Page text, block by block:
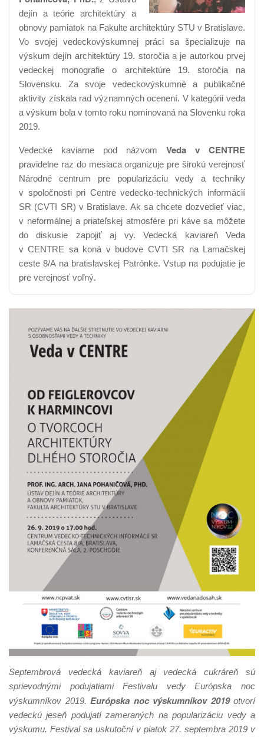
dejín a teórie architektúry a
obnovy pamiatok na Fakulte architektúry STU v Bratislave.
Vo svojej vedeckovýskumnej práci sa špecializuje na
výskum dejín architektúry 19. storočia a je autorkou prvej
vedeckej monografie o architektúre 19. storočia na
Slovensku. Za svoje vedeckovýskumné a publikačné
aktivity získala rad významných ocenení. V kategórii veda
a výskum bola v tomto roku nominovaná na Slovenku roka
2019.
Vedecké kaviarne pod názvom Veda v CENTRE
pravidelne raz do mesiaca organizuje pre širokú verejnosť
Národné centrum pre popularizáciu vedy a techniky
v spoločnosti pri Centre vedecko-technických informácií
SR (CVTI SR) v Bratislave. Ak sa chcete dozvedieť viac,
v neformálnej a priateľskej atmosfére pri káve sa môžete
do diskusie zapojiť aj vy. Vedecká kaviareň Veda
v CENTRE sa koná v budove CVTI SR na Lamačskej
ceste 8/A na bratislavskej Patrónke. Vstup na podujatie je
pre verejnosť voľný.
Septembrová vedecká kaviareň aj vedecká cukráreň sú
sprievodnými podujatiami Festivalu vedy Európska noc
výskumníkov 2019. Európska noc výskumníkov 2019otvorí
vedeckú jeseň podujatí zameraných na popularizáciu vedy a
výskumu. Festival sa uskutoční v piatok 27. septembra 2019 v